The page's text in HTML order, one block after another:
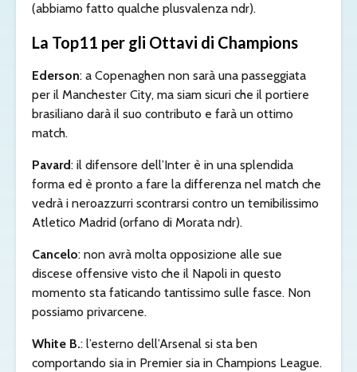
(abbiamo fatto qualche plusvalenza ndr).
La Top11 per gli Ottavi di Champions
Ederson: a Copenaghen non sarà una passeggiata
per il Manchester City, ma siam sicuri che il portiere
brasiliano darà il suo contributo e farà un ottimo
match.
Pavard: il difensore dell’Inter è in una splendida
forma ed è pronto a fare la differenza nel match che
vedrà i neroazzurri scontrarsi contro un temibilissimo
Atletico Madrid (orfano di Morata ndr).
Cancelo: non avrà molta opposizione alle sue
discese offensive visto che il Napoli in questo
momento sta faticando tantissimo sulle fasce. Non
possiamo privarcene.
White B.: l’esterno dell’Arsenal si sta ben
comportando sia in Premier sia in Champions League.